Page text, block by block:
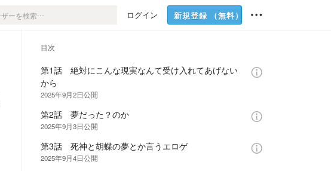
ログイン 新規登録 （無料）
目次
第1話 絶対にこんな現実なんて受け入れてあげない
から
2025年9月2日公開
第2話 夢だった？のか
2025年9月3日公開
第3話 死神と胡蝶の夢とか言うエロゲ
2025年9月4日公開